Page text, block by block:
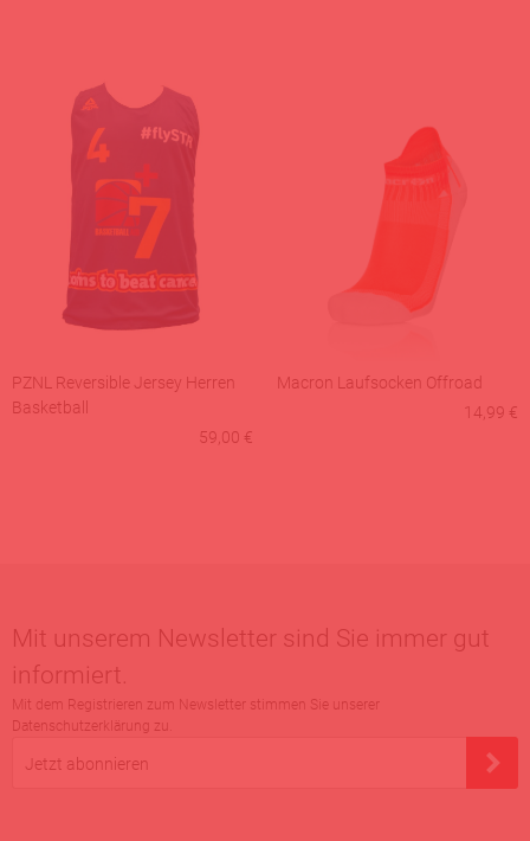
PZNL Reversible Jersey Herren
Basketball
59,00 €
Macron Laufsocken Offroad
14,99 €
Mit unserem Newsletter sind Sie immer gut
informiert.
Mit dem Registrieren zum Newsletter stimmen Sie unserer
Datenschutzerklärung zu.
Jetzt abonnieren